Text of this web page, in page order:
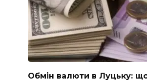
Обмін валюти в Луцьку: